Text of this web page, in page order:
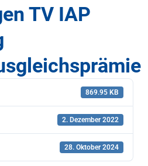
TV IAP
869.95 KB
2. Dezember 2022
28. Oktober 2024